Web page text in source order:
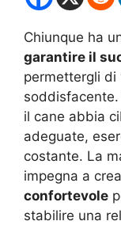
Chiunque ha
garantire il
permettergli di
il cane abbia
adeguate,
costante. La
impegna a
confortevole
stabilire una